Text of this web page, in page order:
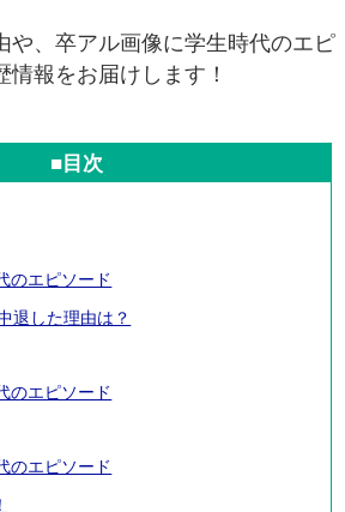
や、卒アル画像に学生時代のエピ
情報をお届けします！
■目次
のエピソード
退した理由は？
のエピソード
のエピソード